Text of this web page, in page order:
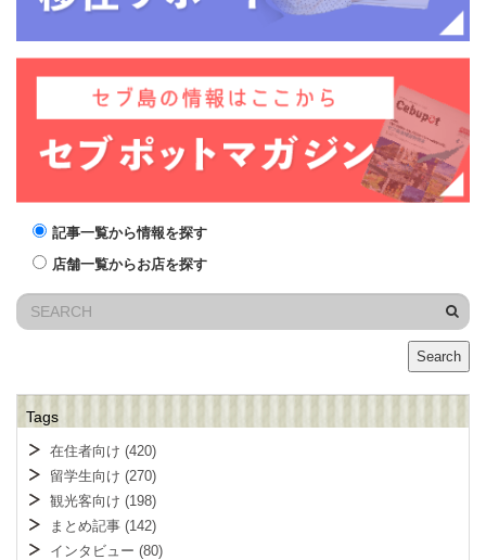
記事一覧から情報を探す
店舗一覧からお店を探す
Search
Tags
在住者向け (420)
留学生向け (270)
観光客向け (198)
まとめ記事 (142)
インタビュー (80)